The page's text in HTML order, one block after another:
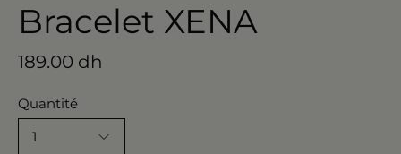
Bracelet XENA
189.00 dh
Quantité
1